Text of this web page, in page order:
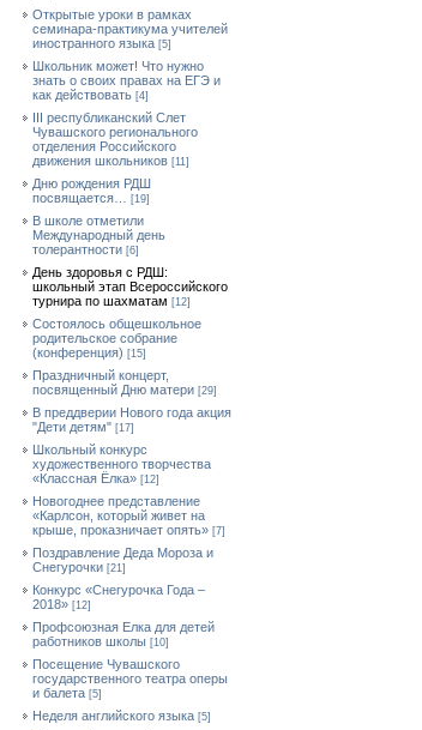
Открытые уроки в рамках
семинара-практикума учителей
иностранного языка [5]
Школьник может! Что нужно
знать о своих правах на ЕГЭ и
как действовать [4]
III республиканский Слет
Чувашского регионального
отделения Российского
движения школьников [11]
Дню рождения РДШ
посвящается…
[19]
В школе отметили
Международный день
толерантности [6]
День здоровья с РДШ:
школьный этап Всероссийского
турнира по шахматам [12]
Состоялось общешкольное
родительское собрание
(конференция) [15]
Праздничный концерт,
посвященный Дню матери [29]
В преддверии Нового года акция
"Дети детям" [17]
Школьный конкурс
художественного творчества
«Классная Ёлка» [12]
Новогоднее представление
«Карлсон, который живет на
крыше, проказничает опять» [7]
Поздравление Деда Мороза и
Снегурочки [21]
Конкурс «Снегурочка Года –
2018» [12]
Профсоюзная Елка для детей
работников школы [10]
Посещение Чувашского
государственного театра оперы
и балета [5]
Неделя английского языка [5]